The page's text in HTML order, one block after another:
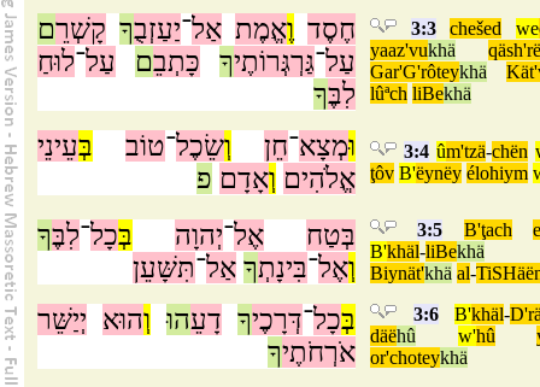
חֶסֶד וֶאֱמֶת אַל־יַעַזְבֻךָ קָשְׁרֵם
עַל־גַּרְגְּרוֹתֶיךָ כָּתְבֵם עַל־לוּחַ
לִבֶּךָ
3:3 chešed we
yaaz'vukhä
qäsh'rë
Gar'G'rôteykhä
lûªch liBekhä
וּמְצָא־חֵן וְשֵׂכֶל־טוֹב בְּעֵינֵי
אֱלֹהִים וְאָדָם פ
3:4 ûm'tzä-chën
ţôv B'ëynëy élohiym
בְּטַח אֶל־יְהוָה בְּכָל־לִבֶּךָ
וְאֶל־בִּינָתְךָ אַל־תִּשָּׁעֵן
3:5 B'ţach
B'khäl-liBekhä
Biynät'khä al-
בְּכָל־דְּרָכֶיךָ דָעֵהוּ וְהוּא יְיַשֵּׁר
אֹרְחֹתֶיךָ
3:6 B'khäl-
däëhû w'hû
or'choteykhä